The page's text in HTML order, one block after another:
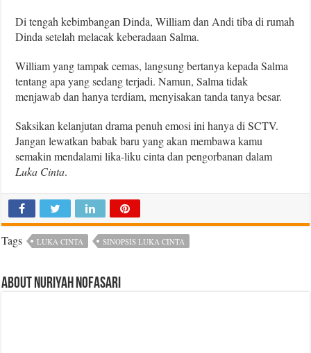
Di tengah kebimbangan Dinda, William dan Andi tiba di rumah
Dinda setelah melacak keberadaan Salma.
William yang tampak cemas, langsung bertanya kepada Salma
tentang apa yang sedang terjadi. Namun, Salma tidak
menjawab dan hanya terdiam, menyisakan tanda tanya besar.
Saksikan kelanjutan drama penuh emosi ini hanya di SCTV.
Jangan lewatkan babak baru yang akan membawa kamu
semakin mendalami lika-liku cinta dan pengorbanan dalam
Luka Cinta.
Tags LUKA CINTA SINOPSIS LUKA CINTA
About Nuriyah Nofasari